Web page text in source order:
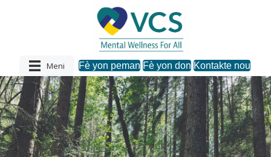
Fè yon peman Fè yon don Kontakte nou
Meni